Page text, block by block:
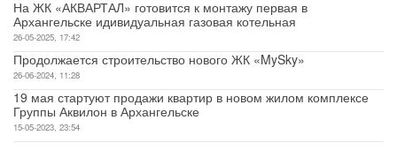
На ЖК «АКВАРТАЛ» готовится к монтажу первая в
Архангельске идивидуальная газовая котельная
26-05-2025, 17:42
Продолжается строительство нового ЖК «MySky»
26-06-2024, 11:28
19 мая стартуют продажи квартир в новом жилом комплексе
Группы Аквилон в Архангельске
15-05-2023, 23:54